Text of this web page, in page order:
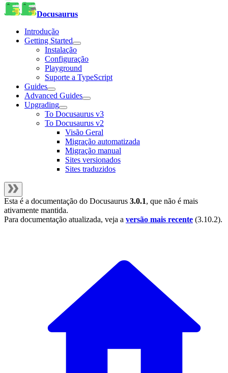
Docusaurus
Introdução
Getting Started
Instalação
Configuração
Playground
Suporte a TypeScript
Guides
Advanced Guides
Upgrading
To Docusaurus v3
To Docusaurus v2
Visão Geral
Migração automatizada
Migração manual
Sites versionados
Sites traduzidos
Esta é a documentação do Docusaurus 3.0.1, que não é mais
ativamente mantida.
Para documentação atualizada, veja a versão mais recente (3.10.2).